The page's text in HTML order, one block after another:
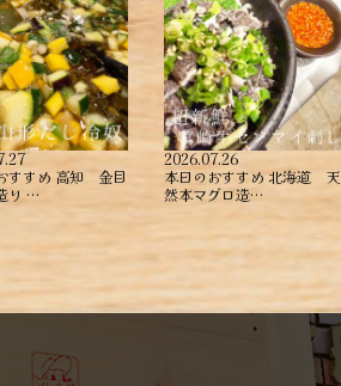
すすめ ︎高知 金目
り ︎…
2026.07.26
本日のおすすめ ︎北海道 天
然本マグロ造…